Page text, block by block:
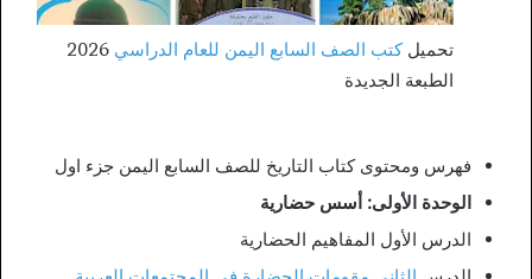
تحميلكتب الصف السابع اليمن للعام الدراسي 2026
الطبعة الجديدة
فهرس ومحتوى كتاب التاريخ للصف السابع اليمن جزء اول
الوحدة الأولى: أسس حضارية
الدرس الأول المفاهيم الحضارية